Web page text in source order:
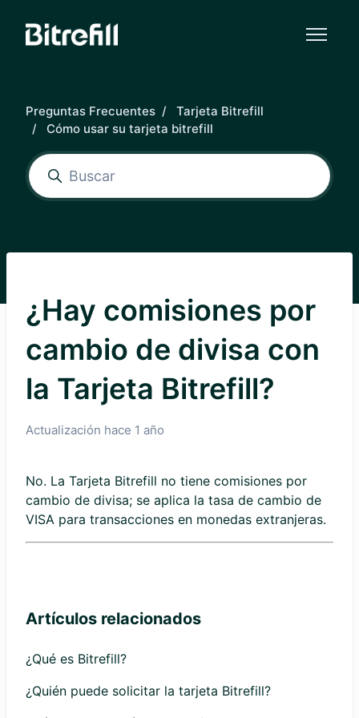
Preguntas Frecuentes
Tarjeta Bitrefill
Cómo usar su tarjeta bitrefill
¿Hay comisiones por
cambio de divisa con
la Tarjeta Bitrefill?
Actualización hace 1 año
No. La Tarjeta Bitrefill no tiene comisiones por
cambio de divisa; se aplica la tasa de cambio de
VISA para transacciones en monedas extranjeras.
Artículos relacionados
¿Qué es Bitrefill?
¿Quién puede solicitar la tarjeta Bitrefill?